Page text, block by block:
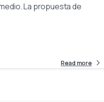
La propuesta de
Read more